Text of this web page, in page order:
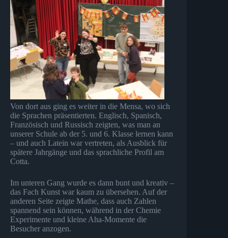
Von dort aus ging es weiter in die Mensa, wo sich
die Sprachen präsentierten. Englisch, Spanisch,
Französisch und Russisch zeigten, was man an
unserer Schule ab der 5. und 6. Klasse lernen kann
– und auch Latein war vertreten, als Ausblick für
spätere Jahrgänge und das sprachliche Profil am
Cotta.
Im unteren Gang wurde es dann bunt und kreativ –
das Fach Kunst war kaum zu übersehen. Auf der
anderen Seite zeigte Mathe, dass auch Zahlen
spannend sein können, während in der Chemie
Experimente und kleine Aha-Momente die
Besucher anzogen.